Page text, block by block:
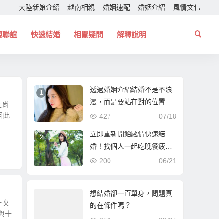
大陸新娘介紹 越南相親 婚姻速配 婚姻介紹 風情文化
聯誼 快速結婚 相關疑問 解釋說明
此
次
十
1
透過婚姻介紹結婚不是不浪
漫，而是要站在對的位置！
幫你找個一起走下去的人！
07/18
427
2
立即重新開始感情快速結
婚！找個人一起吃晚餐疲憊
時能夠互相依靠！
06/21
200
想結婚卻一直單身，問題真
的在條件嗎？